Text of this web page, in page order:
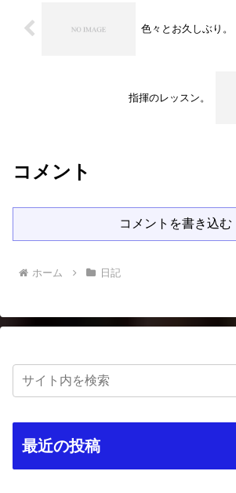
色々とお久しぶり。
指揮のレッスン。
コメント
コメントを書き込む
ホーム 日記
最近の投稿